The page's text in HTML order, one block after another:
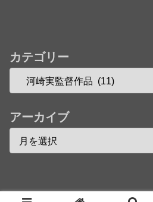
カテゴリー
アーカイブ